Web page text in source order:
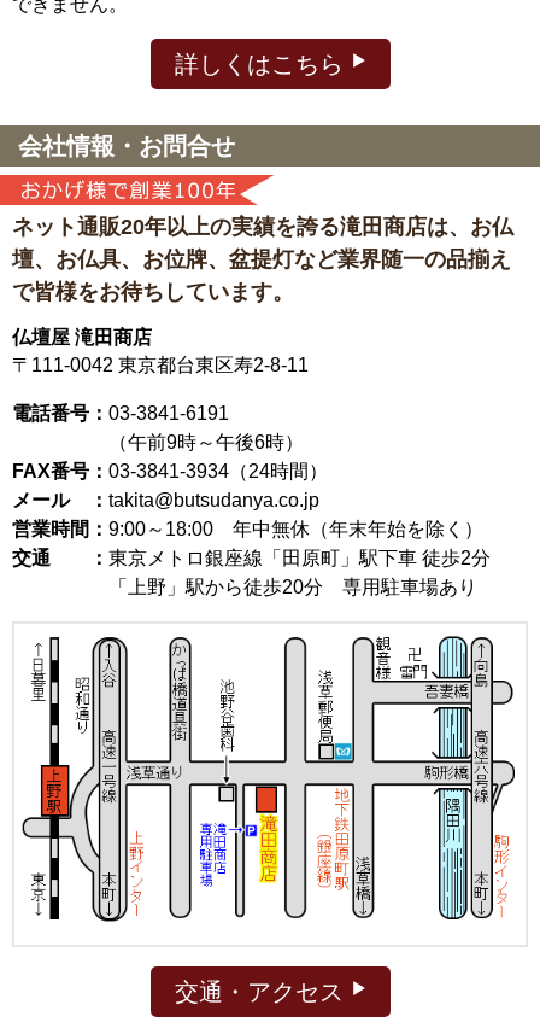
できません。
詳しくはこちら
会社情報・お問合せ
ネット通販20年以上の実績を誇る滝田商店は、 お仏
壇、お仏具、お位牌、盆提灯など業界随一の品揃え
で皆様をお待ちしています。
仏壇屋 滝田商店
〒111-0042 東京都台東区寿2-8-11
電話番号： 03-3841-6191
（午前9時～午後6時）
FAX番号： 03-3841-3934（24時間）
メール ： takita@butsudanya.co.jp
営業時間： 9:00～18:00 年中無休（年末年始を除く）
交通 ： 東京メトロ銀座線「田原町」駅下車 徒歩2分
「上野」駅から徒歩20分 専用駐車場あり
交通・アクセス